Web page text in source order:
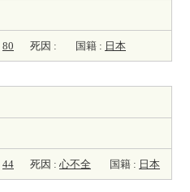
80 死因 : 国籍 : 日本
44 死因 : 心不全 国籍 : 日本